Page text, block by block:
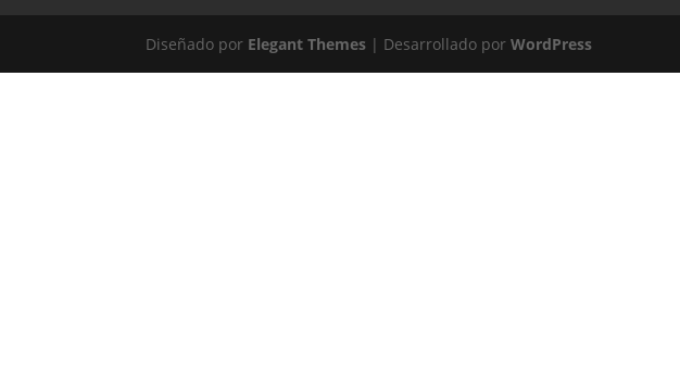
Diseñado por Elegant Themes | Desarrollado porWordPress